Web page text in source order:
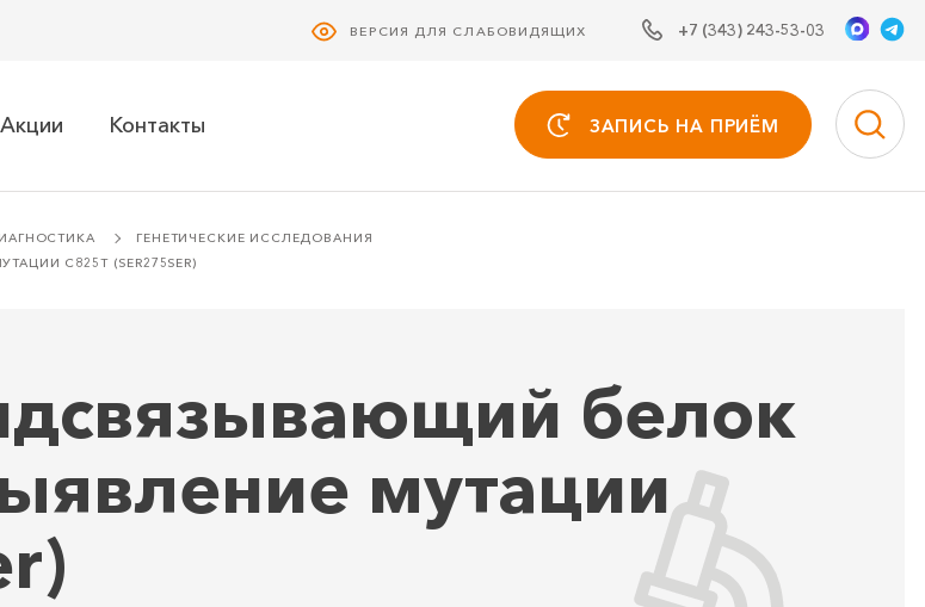
ВЕРСИЯ ДЛЯ СЛАБОВИДЯЩИХ +7 (343) 243-53-03
Акции Контакты ЗАПИСЬ НА ПРИЁМ
ГЕНЕТИЧЕСКИЕ ИССЛЕДОВАНИЯ
С825Т (SER275SER)
белок
мутации